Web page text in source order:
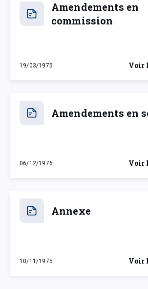
Amendements en
commission
19/03/1975
mercredi 19 mars 1975
Voir
Amendements en
06/12/1976
lundi 6 décembre 1976
Voir
Annexe
10/11/1975
lundi 10 novembre 1975
Voir